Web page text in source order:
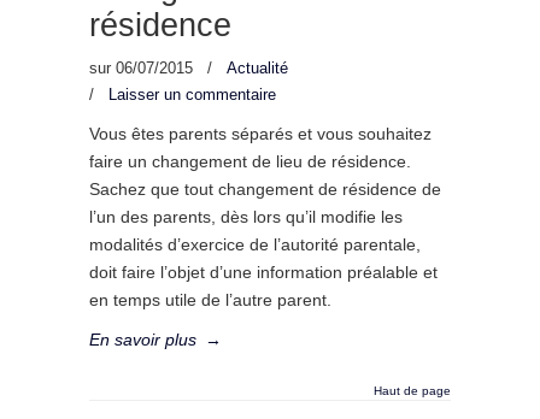
résidence
sur 06/07/2015 /
Actualité
/
Laisser un commentaire
Vous êtes parents séparés et vous souhaitez
faire un changement de lieu de résidence.
Sachez que tout changement de résidence de
l’un des parents, dès lors qu’il modifie les
modalités d’exercice de l’autorité parentale,
doit faire l’objet d’une information préalable et
en temps utile de l’autre parent.
En savoir plus →
Haut de page